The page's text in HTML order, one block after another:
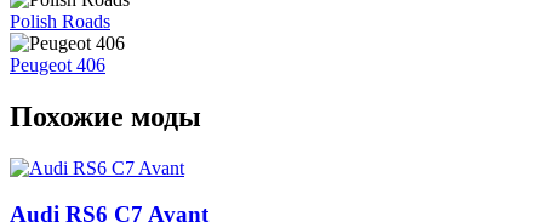
Polish Roads
Peugeot 406
Похожие моды
Audi RS6 C7 Avant